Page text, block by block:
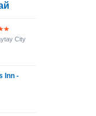
City
Inn -